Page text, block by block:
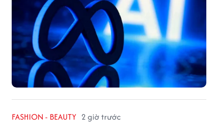
FASHION - BEAUTY 2 giờ trước